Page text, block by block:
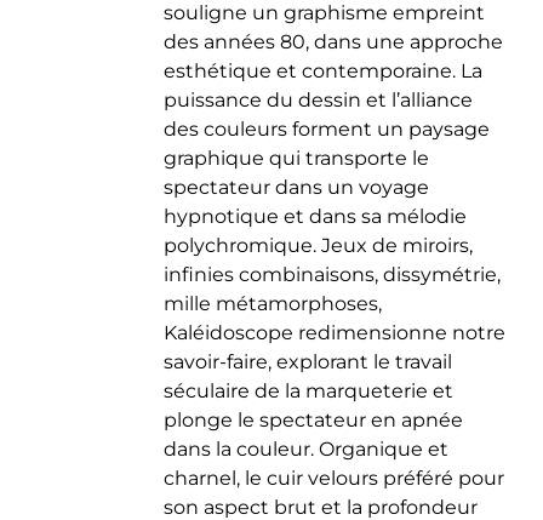
souligne un graphisme empreint
des années 80, dans une approche
esthétique et contemporaine. La
puissance du dessin et l’alliance
des couleurs forment un paysage
graphique qui transporte le
spectateur dans un voyage
hypnotique et dans sa mélodie
polychromique. Jeux de miroirs,
infinies combinaisons, dissymétrie,
mille métamorphoses,
Kaléidoscope redimensionne notre
savoir-faire, explorant le travail
séculaire de la marqueterie et
plonge le spectateur en apnée
dans la couleur. Organique et
charnel, le cuir velours préféré pour
son aspect brut et la profondeur